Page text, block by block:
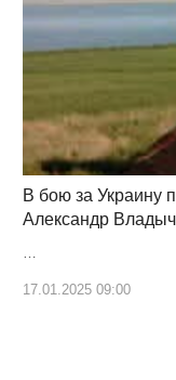
В бою за Украину
Александр
17.01.2025 09:00